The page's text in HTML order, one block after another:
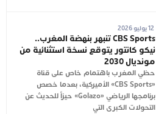
12 يوليو 2026
CBS Sports تنبهر بنهضة المغرب..
نيكو كانتور يتوقع نسخة استثنائية من
مونديال 2030
حظي المغرب باهتمام خاص على قناة
«CBS Sports» الأميركية، بعدما خصص
برنامجها الرياضي «Golazo» حيزاً للحديث عن
التحولات الكبرى التي